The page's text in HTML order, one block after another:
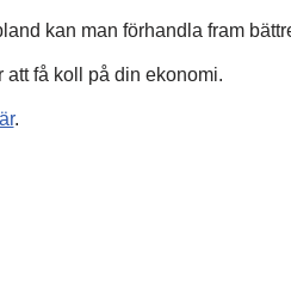
kan man förhandla fram
få koll på din ekonomi.
.